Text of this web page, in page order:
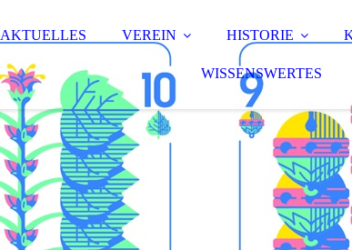
AKTUELLES VEREIN HISTORIE
WISSENSWERTES